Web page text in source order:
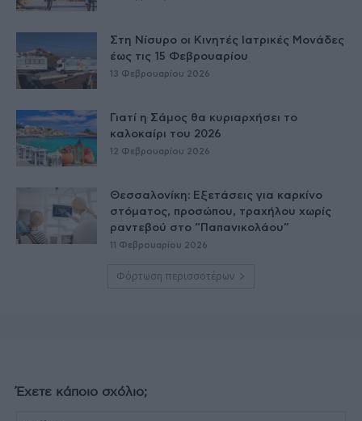
Στη Νίσυρο οι Κινητές Ιατρικές Μονάδες
έως τις 15 Φεβρουαρίου
13 Φεβρουαρίου 2026
Γιατί η Σάμος θα κυριαρχήσει το
καλοκαίρι του 2026
12 Φεβρουαρίου 2026
Θεσσαλονίκη: Εξετάσεις για καρκίνο
στόματος, προσώπου, τραχήλου χωρίς
ραντεβού στο “Παπανικολάου”
11 Φεβρουαρίου 2026
Φόρτωση περισσοτέρων
Έχετε κάποιο σχόλιο;